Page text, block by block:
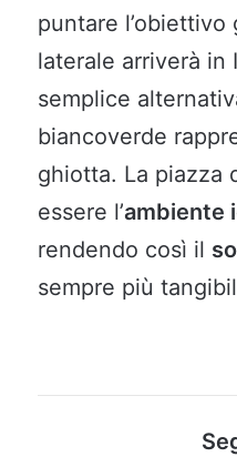
puntare
laterale arriverà in
semplice
biancoverde
ghiotta. La piazza
essere l’ambiente
rendendo così il
sempre più